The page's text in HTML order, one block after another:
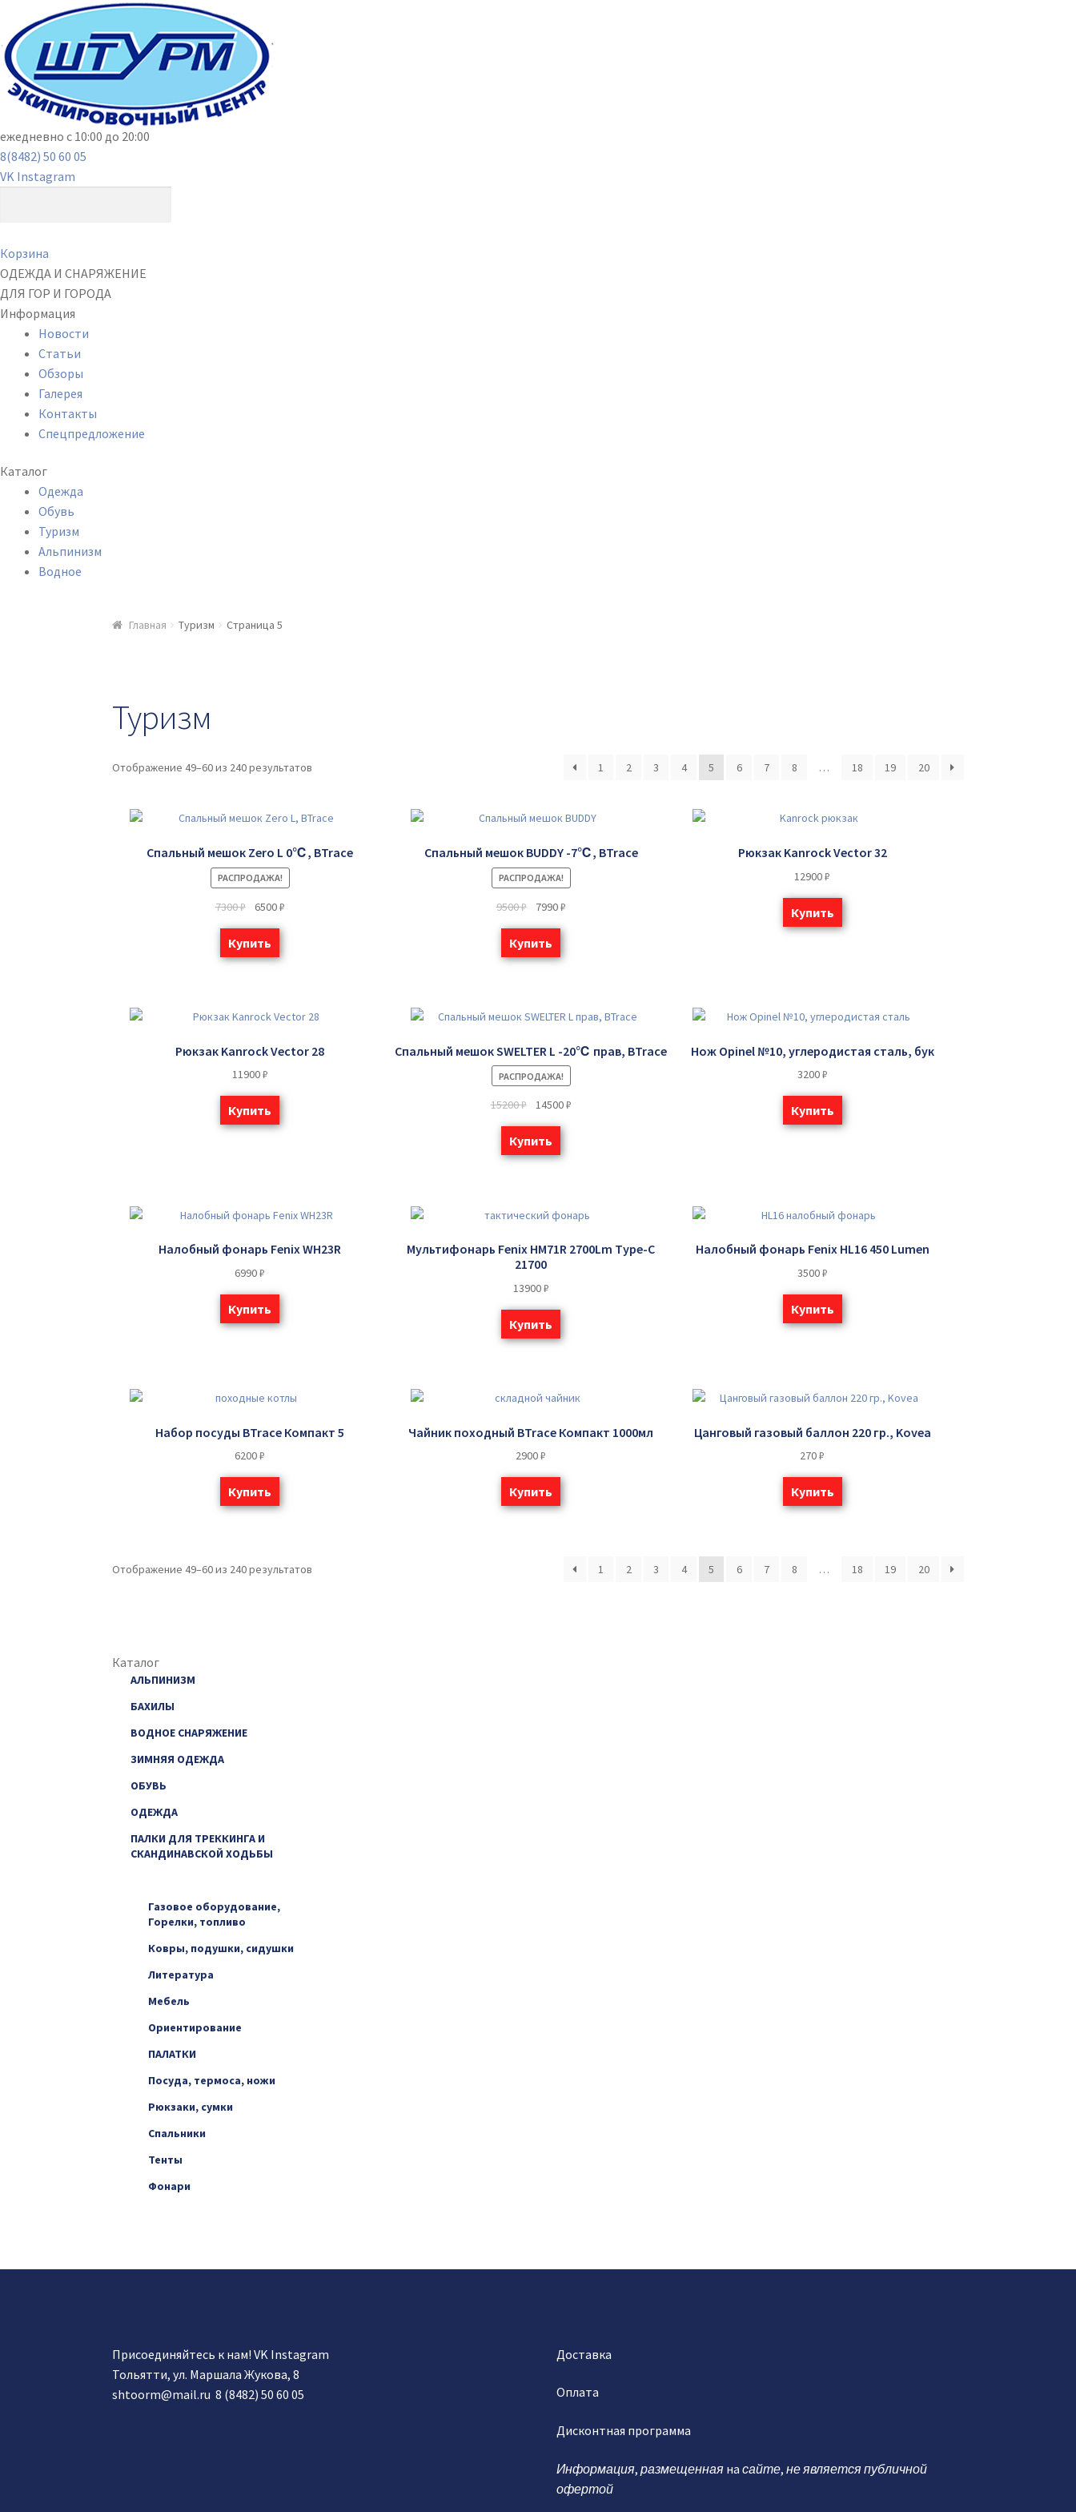
ежедневно с 10:00 до 20:00
8(8482) 50 60 05
VK Instagram
Корзина
ОДЕЖДА И СНАРЯЖЕНИЕ
ДЛЯ ГОР И ГОРОДА
Информация
Новости
Статьи
Обзоры
Галерея
Контакты
Спецпредложение
Каталог
Одежда
Обувь
Туризм
Альпинизм
Водное
Главная Туризм Страница 5
Туризм
Отображение 49–60 из 240 результатов 1 2 3 4 5 6 7 8 … 18 19 20
Спальный мешок Zero L 0℃, BTrace
РАСПРОДАЖА!
7300₽ 6500₽
Купить
Спальный мешок BUDDY -7℃, BTrace
РАСПРОДАЖА!
9500₽ 7990₽
Купить
Рюкзак Kanrock Vector 32
12900₽
Купить
Рюкзак Kanrock Vector 28
11900₽
Купить
Спальный мешок SWELTER L -20℃ прав, BTrace
РАСПРОДАЖА!
15200₽ 14500₽
Купить
Нож Opinel №10, углеродистая сталь, бук
3200₽
Купить
Налобный фонарь Fenix WH23R
6990₽
Купить
Мультифонарь Fenix HM71R 2700Lm Type-C
21700
13900₽
Купить
Налобный фонарь Fenix HL16 450 Lumen
3500₽
Купить
Набор посуды BTrace Компакт 5
6200₽
Купить
Чайник походный BTrace Компакт 1000мл
2900₽
Купить
Цанговый газовый баллон 220 гр., Kovea
270₽
Купить
Отображение 49–60 из 240 результатов 1 2 3 4 5 6 7 8 … 18 19 20
Каталог
АЛЬПИНИЗМ
БАХИЛЫ
ВОДНОЕ СНАРЯЖЕНИЕ
ЗИМНЯЯ ОДЕЖДА
ОБУВЬ
ОДЕЖДА
ПАЛКИ ДЛЯ ТРЕККИНГА И
СКАНДИНАВСКОЙ ХОДЬБЫ
Газовое оборудование,
Горелки, топливо
Ковры, подушки, сидушки
Литература
Мебель
Ориентирование
ПАЛАТКИ
Посуда, термоса, ножи
Рюкзаки, сумки
Спальники
Тенты
Фонари
Присоединяйтесь к нам!VK Instagram
Тольятти, ул. Маршала Жукова, 8
shtoorm@mail.ru 8 (8482) 50 60 05
Доставка
Оплата
Дисконтная программа
Информация,размещенная насайте,не является публичной
офертой